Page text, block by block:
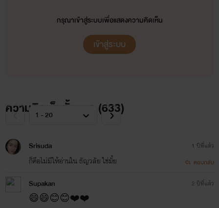
กรุณาเข้าสู่ระบบเพื่อแสดงความคิดเห็น
เข้าสู่ระบบ
ความคิดเห็นทั้งหมด (633)
Srisuda
ก็คือไม่มีให้อ่านใน ธัญวลัย ใช่มั้ย
1 ปีที่แล้ว
ตอบกลับ
Supakan
😄😄😊😊❤️❤️
2 ปีที่แล้ว